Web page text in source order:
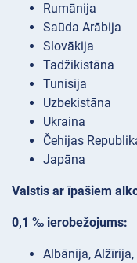
Rumānija
Saūda Arābija
Slovākija
Tadžikistāna
Tunisija
Uzbekistāna
Ukraina
Čehijas
Japāna
Valstis ar īpašiem
0,1 ‰ ierobežojums:
Albānija, Alžīrija,